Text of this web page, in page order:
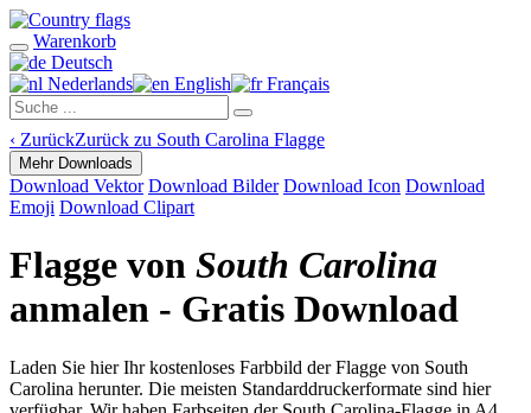
Warenkorb
Deutsch
Nederlands
English Français
‹ ZurückZurück zu South Carolina Flagge
Mehr Downloads
Download Vektor Download Bilder Download Icon Download
Emoji Download Clipart
Flagge von South Carolina
anmalen - Gratis Download
Laden Sie hier Ihr kostenloses Farbbild der Flagge von South
Carolina herunter. Die meisten Standarddruckerformate sind hier